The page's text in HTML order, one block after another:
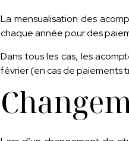
La mensualisation des
chaque année pour des
Dans tous les cas, les
février (en cas de paiements